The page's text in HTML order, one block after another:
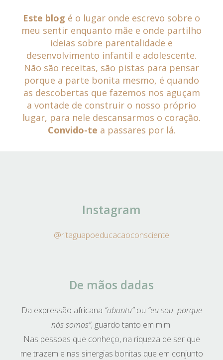
Este blog é o lugar onde escrevo sobre o
meu sentir enquanto mãe e onde partilho
ideias sobre parentalidade e
desenvolvimento infantil e adolescente.
Não são receitas, são pistas para pensar
porque a parte bonita mesmo, é quando
as descobertas que fazemos nos aguçam
a vontade de construir o nosso próprio
lugar, para nele descansarmos o coração.
Convido-te a passares por lá.
Instagram
@ritaguapoeducacaoconsciente
De mãos dadas
Da expressão africana “ubuntu”ou “eu sou porque
nós somos”, guardo tanto em mim.
Nas pessoas que conheço, na riqueza de ser que
me trazem e nas sinergias bonitas que em conjunto